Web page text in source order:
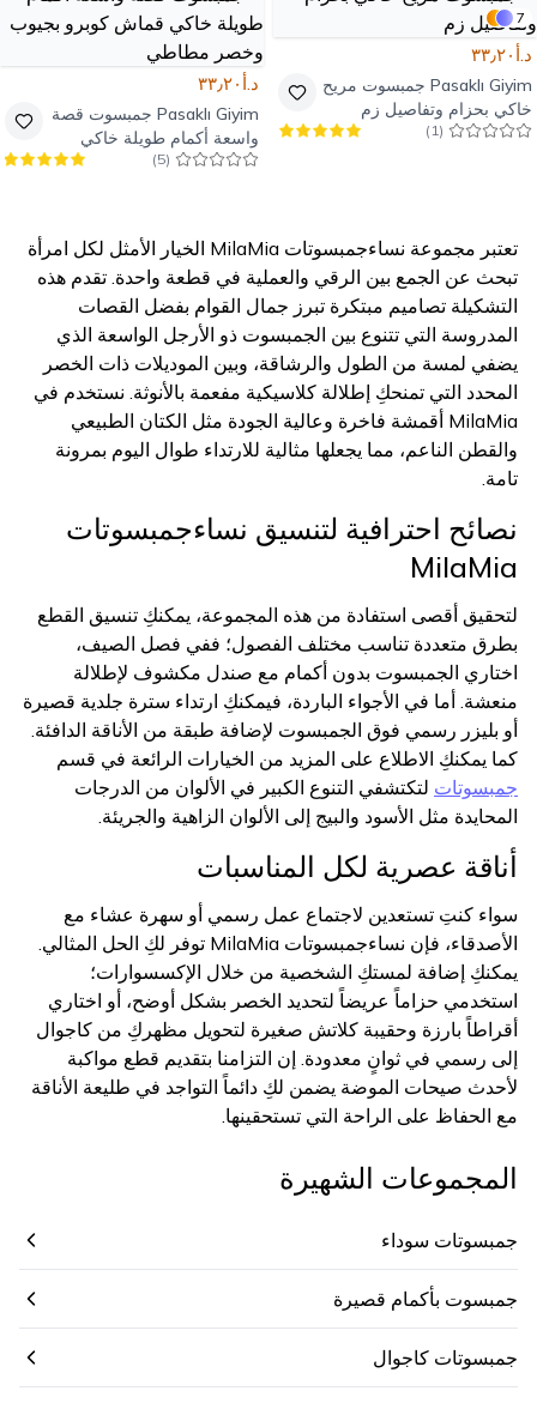
7
د.أ٣٣٫٢٠
Pasaklı Giyim جمبسوت مريح
خاكي بحزام وتفاصيل زم
(
1
)
د.أ٣٣٫٢٠
Pasaklı Giyim جمبسوت قصة
واسعة أكمام طويلة خاكي
قماش كوبرو بجيوب وخصر
(
5
)
تعتبر مجموعة نساءجمبسوتات MilaMia الخيار الأمثل لكل امرأة
تبحث عن الجمع بين الرقي والعملية في قطعة واحدة. تقدم هذه
التشكيلة تصاميم مبتكرة تبرز جمال القوام بفضل القصات
المدروسة التي تتنوع بين الجمبسوت ذو الأرجل الواسعة الذي
يضفي لمسة من الطول والرشاقة، وبين الموديلات ذات الخصر
المحدد التي تمنحكِ إطلالة كلاسيكية مفعمة بالأنوثة. نستخدم في
MilaMia أقمشة فاخرة وعالية الجودة مثل الكتان الطبيعي
والقطن الناعم، مما يجعلها مثالية للارتداء طوال اليوم بمرونة
تامة.
نصائح احترافية لتنسيق نساءجمبسوتات
MilaMia
لتحقيق أقصى استفادة من هذه المجموعة، يمكنكِ تنسيق القطع
بطرق متعددة تناسب مختلف الفصول؛ ففي فصل الصيف،
اختاري الجمبسوت بدون أكمام مع صندل مكشوف لإطلالة
منعشة. أما في الأجواء الباردة، فيمكنكِ ارتداء سترة جلدية قصيرة
أو بليزر رسمي فوق الجمبسوت لإضافة طبقة من الأناقة الدافئة.
كما يمكنكِ الاطلاع على المزيد من الخيارات الرائعة في قسم
جمبسوتات لتكتشفي التنوع الكبير في الألوان من الدرجات
المحايدة مثل الأسود والبيج إلى الألوان الزاهية والجريئة.
أناقة عصرية لكل المناسبات
سواء كنتِ تستعدين لاجتماع عمل رسمي أو سهرة عشاء مع
الأصدقاء، فإن نساءجمبسوتات MilaMia توفر لكِ الحل المثالي.
يمكنكِ إضافة لمستكِ الشخصية من خلال الإكسسوارات؛
استخدمي حزاماً عريضاً لتحديد الخصر بشكل أوضح، أو اختاري
أقراطاً بارزة وحقيبة كلاتش صغيرة لتحويل مظهركِ من كاجوال
إلى رسمي في ثوانٍ معدودة. إن التزامنا بتقديم قطع مواكبة
لأحدث صيحات الموضة يضمن لكِ دائماً التواجد في طليعة الأناقة
مع الحفاظ على الراحة التي تستحقينها.
المجموعات الشهيرة
جمبسوتات سوداء
جمبسوت بأكمام قصيرة
جمبسوتات كاجوال